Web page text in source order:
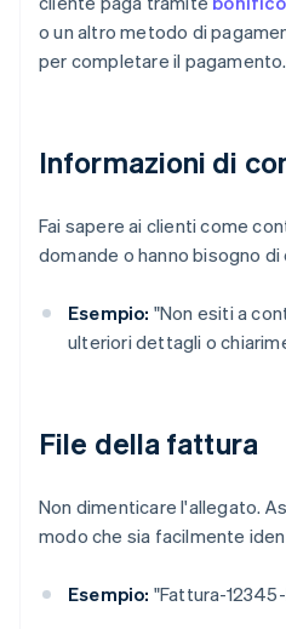
o un altro metodo di
per completare il pagamento.
Informazioni di
Fai sapere ai clienti come
domande o hanno bisogno di
Esempio: "Non esiti a
ulteriori dettagli o
File della fattura
Non dimenticare l'allegato.
modo che sia facilmente
Esempio: "Fattura-